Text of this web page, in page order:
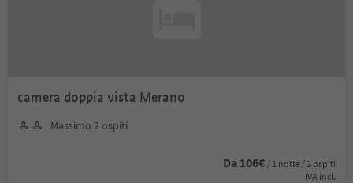
camera doppia vista Merano
Massimo 2 ospiti
Da 106€ / 1 notte / 2 ospiti
IVA incl.